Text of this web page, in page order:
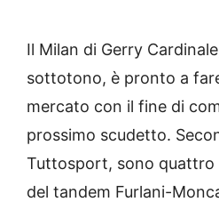
Il Milan di Gerry
sottotono, è pronto a
mercato con il fine di
prossimo scudetto.
Tuttosport, sono quattro
del tandem Furlani-